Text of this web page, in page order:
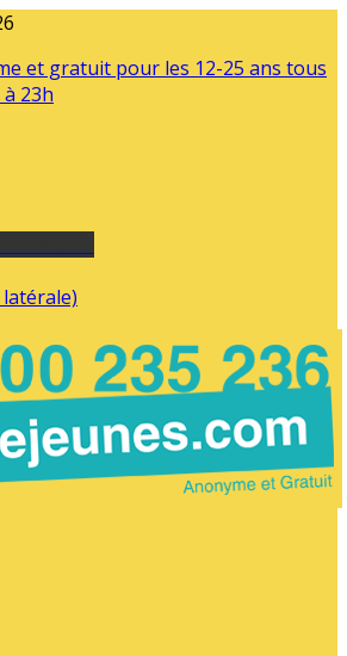
et gratuit pour les 12-25 ans tous
23h